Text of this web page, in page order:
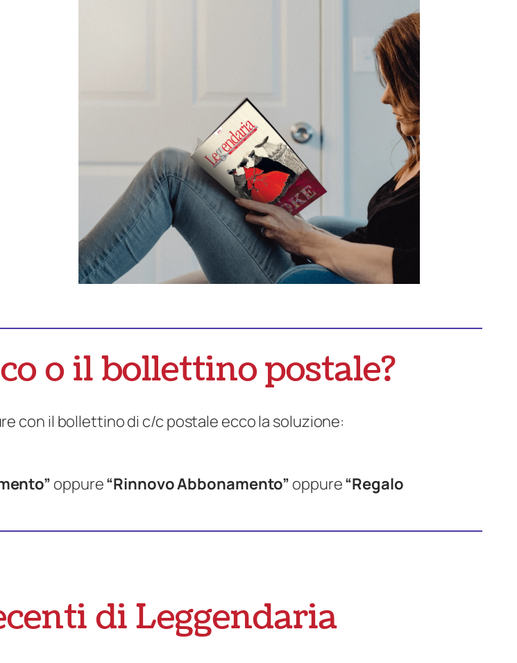
o il bollettino postale?
con il bollettino di c/c postale ecco la soluzione:
oppure“Rinnovo Abbonamento” oppure“Regalo
di Leggendaria